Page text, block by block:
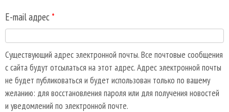
E-mail адрес *
Существующий адрес электронной почты. Все почтовые сообщения
с сайта будут отсылаться на этот адрес. Адрес электронной почты
не будет публиковаться и будет использован только по вашему
желанию: для восстановления пароля или для получения новостей
и уведомлений по электронной почте.